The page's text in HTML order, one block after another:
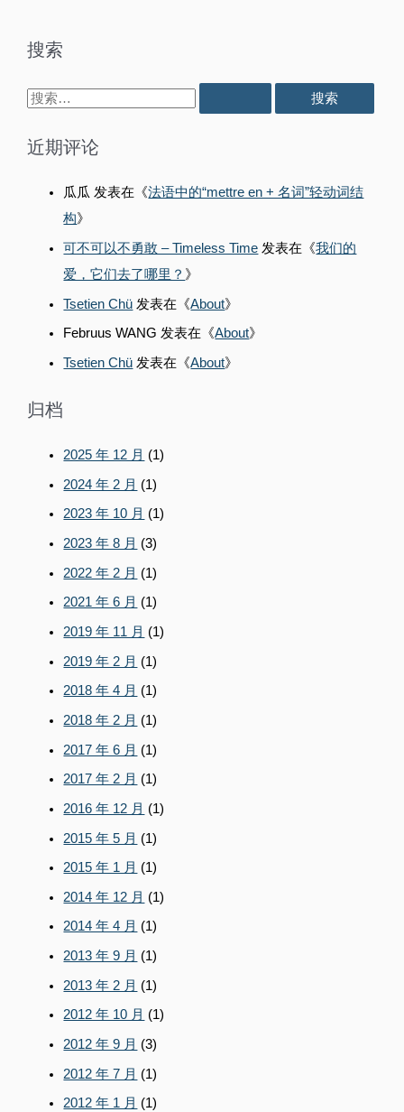
件
的
译
要
条
的
翻
逻
搜索
搜
：
近期评论
瓜瓜 发表在《法语中的“mettre en + 名词”轻动词结
构》
可不可以不勇敢 – Timeless Time 发表在《我们的
爱，它们去了哪里？ 》
Tsetien Chü 发表在《About》
Februus WANG 发表在《About》
Tsetien Chü 发表在《About》
归档
2025 年 12 月 (1)
2024 年 2 月 (1)
2023 年 10 月 (1)
2023 年 8 月 (3)
2022 年 2 月 (1)
2021 年 6 月 (1)
2019 年 11 月 (1)
2019 年 2 月 (1)
2018 年 4 月 (1)
2018 年 2 月 (1)
2017 年 6 月 (1)
2017 年 2 月 (1)
2016 年 12 月 (1)
2015 年 5 月 (1)
2015 年 1 月 (1)
2014 年 12 月 (1)
2014 年 4 月 (1)
2013 年 9 月 (1)
2013 年 2 月 (1)
2012 年 10 月 (1)
2012 年 9 月 (3)
2012 年 7 月 (1)
2012 年 1 月 (1)